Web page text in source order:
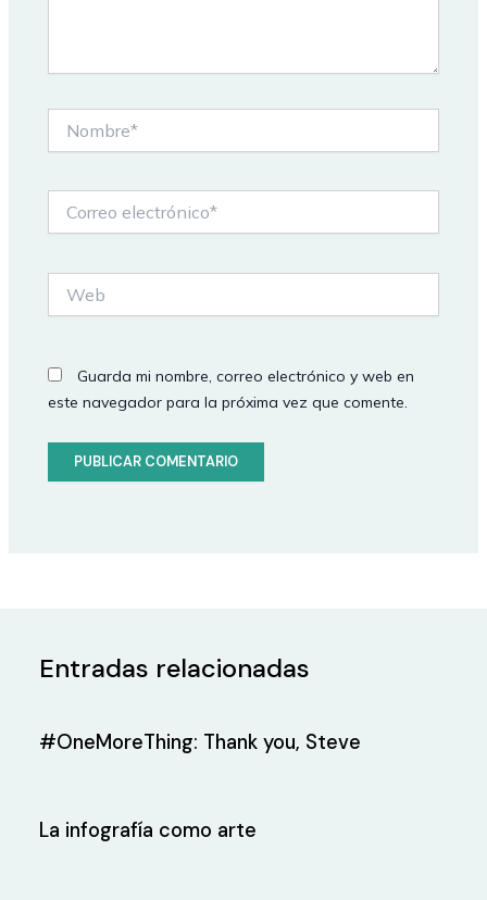
electrónico*
Guarda mi nombre, correo electrónico y web en
este navegador para la próxima vez que comente.
Entradas relacionadas
#OneMoreThing: Thank you, Steve
La infografía como arte